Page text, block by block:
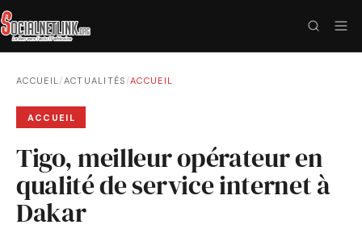
ACCUEIL/ACTUALITÉS /ACCUEIL
ACCUEIL
Tigo, meilleur opérateur en
qualité de service internet à
Dakar